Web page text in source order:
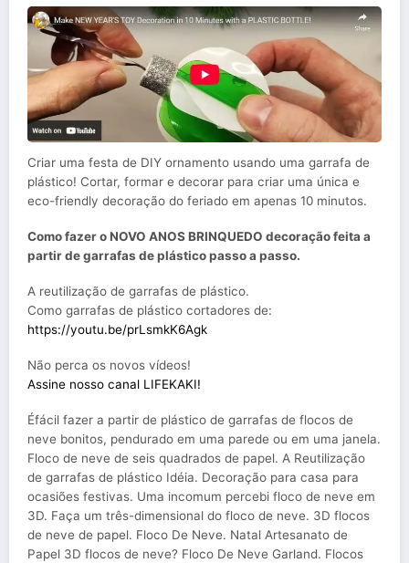
Criar uma festa de DIY ornamento usando uma garrafa de
plástico! Cortar, formar e decorar para criar uma única e
eco-friendly decoração do feriado em apenas 10 minutos.
Como fazer o NOVO ANOS BRINQUEDO decoração feita a
partir de garrafas de plástico passo a passo.
A reutilização de garrafas de plástico.
Como garrafas de plástico cortadores de:
https://youtu.be/prLsmkK6Agk
Não perca os novos vídeos!
Assine nosso canal LIFEKAKI!
Éfácil fazer a partir de plástico de garrafas de flocos de
neve bonitos, pendurado em uma parede ou em uma janela.
Floco de neve de seis quadrados de papel. A Reutilização
de garrafas de plástico Idéia. Decoração para casa para
ocasiões festivas. Uma incomum percebi floco de neve em
3D. Faça um três-dimensional do floco de neve. 3D flocos
de neve de papel. Floco De Neve. Natal Artesanato de
Papel 3D flocos de neve? Floco De Neve Garland. Flocos